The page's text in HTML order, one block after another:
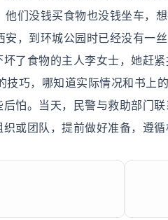
们没钱买食物也没钱坐车，
安，到环城公园时已经没有一
了食物的主人李女士，她赶
技巧，哪知道实际情况和书上
怕。当天，民警与救助部门
或团队，提前做好准备，遵